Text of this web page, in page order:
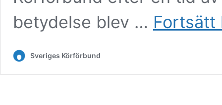
betydelse blev … Fortsätt
Sveriges Körförbund